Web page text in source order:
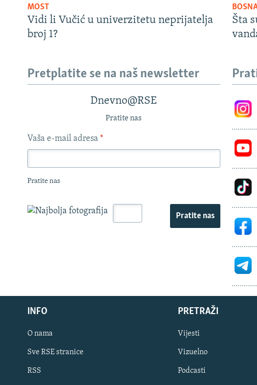
MOST
Vidi li Vučić u univerzitetu neprijatelja
broj 1?
Šta
Pretplatite se na naš newsletter
Dnevno@RSE
Pratite nas
Vaša e-mail adresa *
Pratite nas
Pratite nas
INFO
O nama
Sve RSE stranice
RSS
PRETRAŽI
Vijesti
Vizuelno
Podcasti